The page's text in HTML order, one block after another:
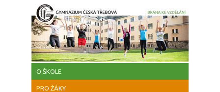
Přejít k hlavnímu obsahu
O ŠKOLE
PRO ŽÁKY